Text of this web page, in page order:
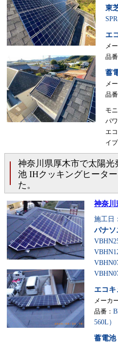
東
エ
メ
品番
蓄
メ
品番
モ
パ
エ
イプ
神奈川県厚木市で太陽
池 IHクッキングヒータ
た。
神奈川
施工日
パナソ
エコキ
メーカ
品番：
560L）
蓄電池